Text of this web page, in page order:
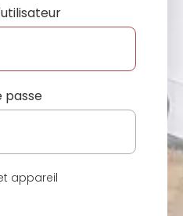
passe
appareil